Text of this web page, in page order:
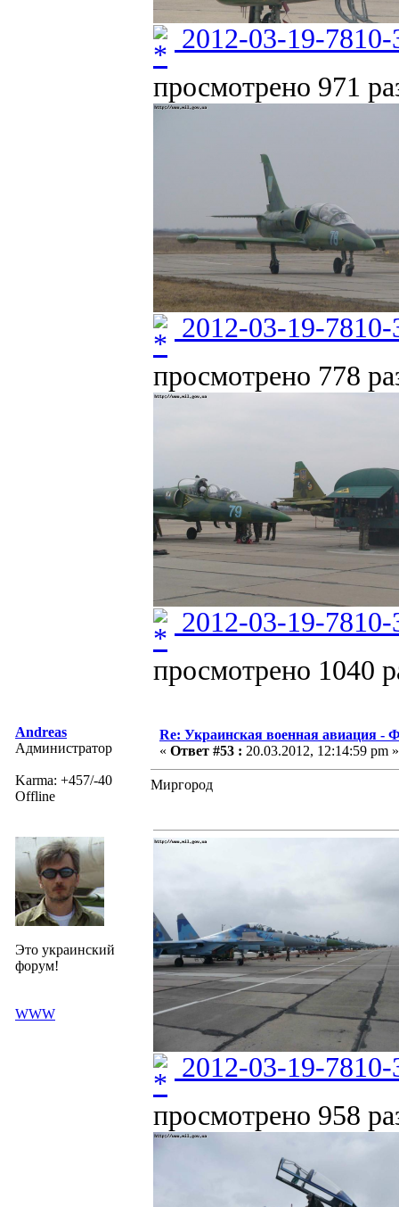
2012-03-19-
просмотрено 971
2012-03-19-
просмотрено 778
2012-03-19-
просмотрено 1040
Andreas
Администратор
Karma: +457/-40
Offline
Это украинский
форум!
WWW
Re: Украинская военная авиация -
« Ответ #53 : 20.03.2012, 12:14:59 pm »
Миргород
2012-03-19-
просмотрено 958